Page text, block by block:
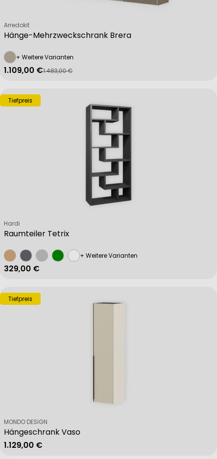
Hänge-Mehrzweckschrank Brera
Verkäufer:
Arredokit
+ Weitere Varianten
Verkaufspreis
1.109,00 €
Regulärer Preis
1.483,00 €
Tiefpreis
Raumteiler Tetrix
Verkäufer:
Hardi
+ Weitere Varianten
Regulärer Preis
329,00 €
Tiefpreis
Hängeschrank Vaso
Verkäufer:
MONDO DESIGN
Regulärer Preis
1.129,00 €